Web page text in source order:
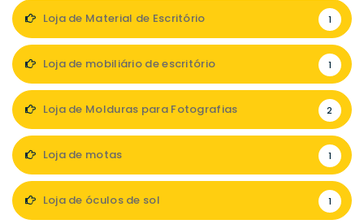
Loja de Material de Escritório 1
Loja de mobiliário de escritório 1
Loja de Molduras para Fotografias 2
Loja de motas 1
Loja de óculos de sol 1